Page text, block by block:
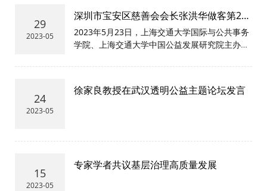
29
2023-05
深圳市宝安区慈善会会长张洪华做客第245
期励志讲坛讲述个人成长与慈善之路
2023年5月23日，上海交通大学国际与公共事务
学院、上海交通大学中国公益发展研究院主办第
华受邀做客，以《不忘军人本色，弘扬慈善精
善之路。
24
2023-05
徐家良教授在武汉透明公益主题论坛发言
15
2023-05
专家学者共议基层治理高质量发展